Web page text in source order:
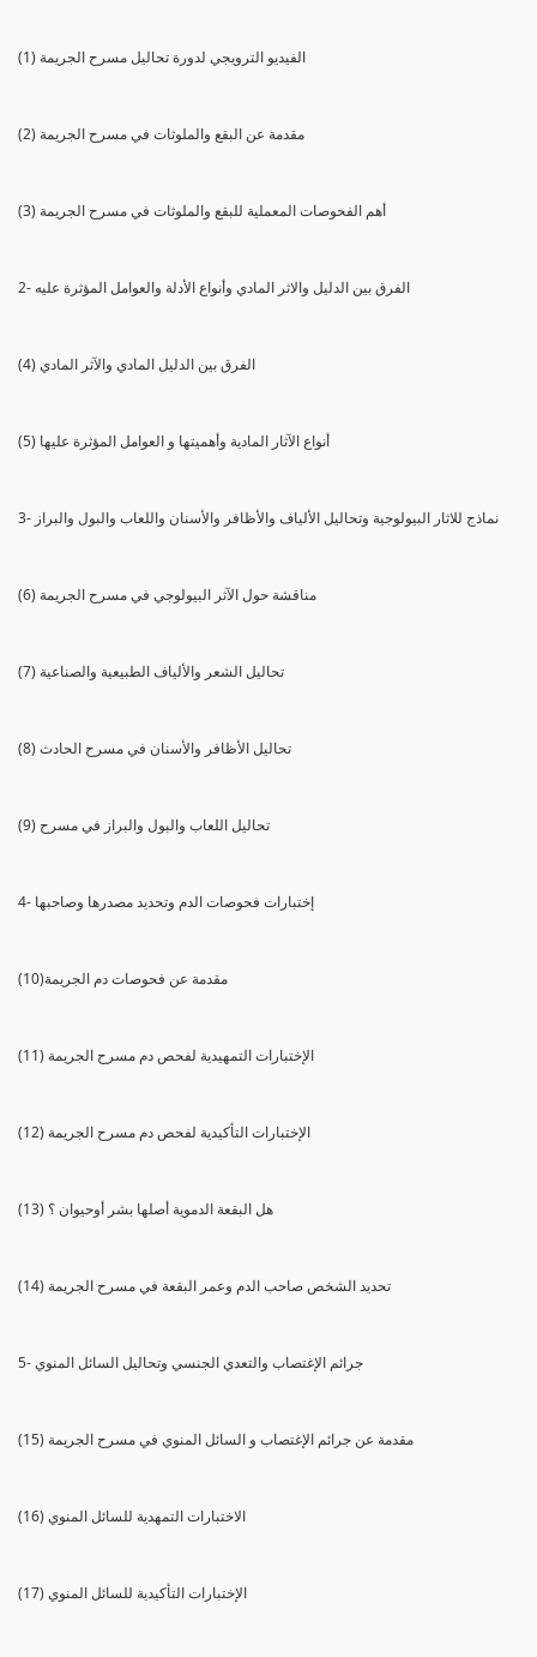
(1) الفيديو الترويجي لدورة تحاليل مسرح الجريمة
(2) مقدمة عن البقع والملوثات في مسرح الجريمة
(3) أهم الفحوصات المعملية للبقع والملوثات في مسرح الجريمة
2- الفرق بين الدليل والاثر المادي وأنواع الأدلة والعوامل المؤثرة عليه
(4) الفرق بين الدليل المادي والآثر المادي
(5) أنواع الآثار المادية وأهميتها و العوامل المؤثرة عليها
3- نماذج للاثار البيولوجية وتحاليل الألياف والأظافر والأسنان واللعاب والبول والبراز
(6) مناقشة حول الآثر البيولوجي في مسرح الجريمة
(7) تحاليل الشعر والألياف الطبيعية والصناعية
(8) تحاليل الأظافر والأسنان في مسرح الحادث
(9) تحاليل اللعاب والبول والبراز في مسرح
4- إختبارات فحوصات الدم وتحديد مصدرها وصاحبها
(10)مقدمة عن فحوصات دم الجريمة
(11) الإختبارات التمهيدية لفحص دم مسرح الجريمة
(12) الإختبارات التأكيدية لفحص دم مسرح الجريمة
(13) هل البقعة الدموية أصلها بشر أوحيوان ؟
(14) تحديد الشخص صاحب الدم وعمر البقعة في مسرح الجريمة
5- جرائم الإغتصاب والتعدي الجنسي وتحاليل السائل المنوي
(15) مقدمة عن جرائم الإغتصاب و السائل المنوي في مسرح الجريمة
(16) الاختبارات التمهدية للسائل المنوي
(17) الإختبارات التأكيدية للسائل المنوي